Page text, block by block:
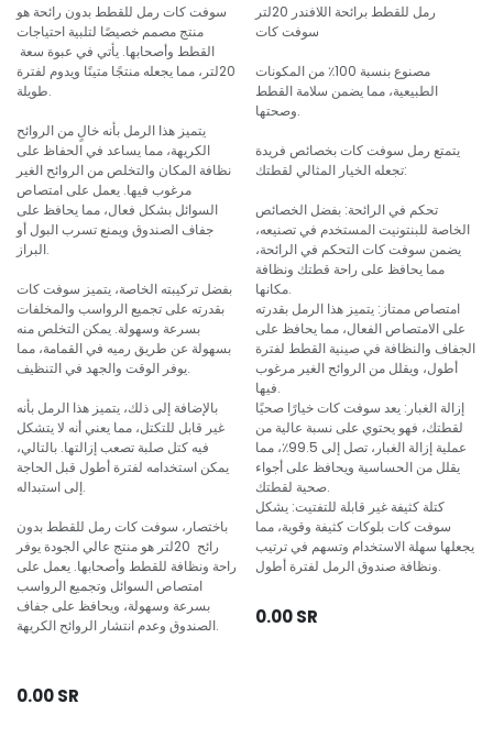
سوفت كات رمل للقطط بدون رائحة هو
منتج مصمم خصيصًا لتلبية احتياجات
القطط وأصحابها. يأتي في عبوة سعة
20لتر، مما يجعله منتجًا متينًا ويدوم لفترة
طويلة.
يتميز هذا الرمل بأنه خالٍ من الروائح
الكريهة، مما يساعد في الحفاظ على
نظافة المكان والتخلص من الروائح الغير
مرغوب فيها. يعمل على امتصاص
السوائل بشكل فعال، مما يحافظ على
جفاف الصندوق ويمنع تسرب البول أو
البراز.
بفضل تركيبته الخاصة، يتميز سوفت كات
بقدرته على تجميع الرواسب والمخلفات
بسرعة وسهولة. يمكن التخلص منه
بسهولة عن طريق رميه في القمامة، مما
يوفر الوقت والجهد في التنظيف.
بالإضافة إلى ذلك، يتميز هذا الرمل بأنه
غير قابل للتكتل، مما يعني أنه لا يتشكل
فيه كتل صلبة تصعب إزالتها. بالتالي،
يمكن استخدامه لفترة أطول قبل الحاجة
إلى استبداله.
باختصار، سوفت كات رمل للقطط بدون
رائح 20لتر هو منتج عالي الجودة يوفر
راحة ونظافة للقطط وأصحابها. يعمل على
امتصاص السوائل وتجميع الرواسب
بسرعة وسهولة، ويحافظ على جفاف
الصندوق وعدم انتشار الروائح الكريهة.
0.00SR
رمل للقطط برائحة اللافندر 20لتر
سوفت كات
مصنوع بنسبة 100٪ من المكونات
الطبيعية، مما يضمن سلامة القطط
وصحتها.
يتمتع رمل سوفت كات بخصائص فريدة
تجعله الخيار المثالي لقطتك:
تحكم في الرائحة: بفضل الخصائص
الخاصة للبنتونيت المستخدم في تصنيعه،
يضمن سوفت كات التحكم في الرائحة،
مما يحافظ على راحة قطتك ونظافة
مكانها.
امتصاص ممتاز: يتميز هذا الرمل بقدرته
على الامتصاص الفعال، مما يحافظ على
الجفاف والنظافة في صينية القطط لفترة
أطول، ويقلل من الروائح الغير مرغوب
فيها.
إزالة الغبار: يعد سوفت كات خيارًا صحيًا
لقطتك، فهو يحتوي على نسبة عالية من
عملية إزالة الغبار، تصل إلى 99.5٪، مما
يقلل من الحساسية ويحافظ على أجواء
صحية لقطتك.
كتلة كثيفة غير قابلة للتفتيت: يشكل
سوفت كات بلوكات كثيفة وقوية، مما
يجعلها سهلة الاستخدام وتسهم في ترتيب
ونظافة صندوق الرمل لفترة أطول.
0.00SR